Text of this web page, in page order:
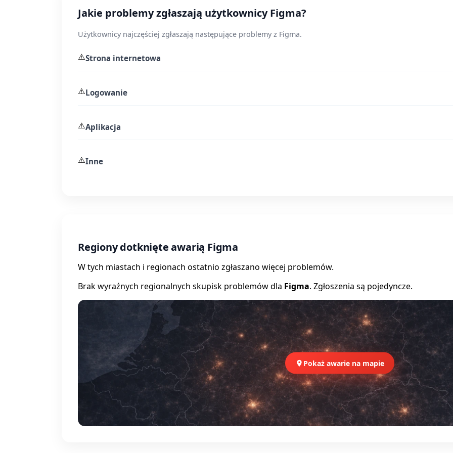
Jakie problemy zgłaszają użytkownicy Figma?
Użytkownicy najczęściej zgłaszają następujące problemy z Figma.
⚠️Strona internetowa
⚠️Logowanie
⚠️Aplikacja
⚠️Inne
Regiony dotknięte awarią Figma
W tych miastach i regionach ostatnio zgłaszano więcej problemów.
Brak wyraźnych regionalnych skupisk problemów dla Figma. Zgłoszenia są pojedyncze.
Pokaż awarie na mapie